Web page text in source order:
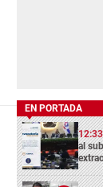
EN PORTADA
al